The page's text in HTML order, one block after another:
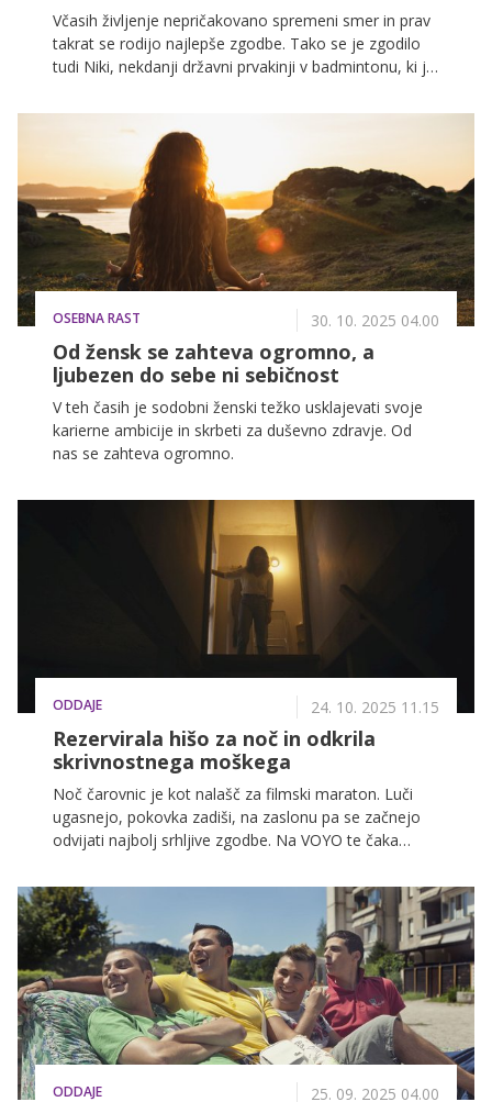
Včasih življenje nepričakovano spremeni smer in prav
takrat se rodijo najlepše zgodbe. Tako se je zgodilo
tudi Niki, nekdanji državni prvakinji v badmintonu, ki je
disciplino, strast in znanje.
OSEBNA RAST 30. 10. 2025 04.00
Od žensk se zahteva ogromno, a
ljubezen do sebe ni sebičnost
V teh časih je sodobni ženski težko usklajevati svoje
karierne ambicije in skrbeti za duševno zdravje. Od
nas se zahteva ogromno.
ODDAJE 24. 10. 2025 11.15
Rezervirala hišo za noč in odkrila
skrivnostnega moškega
Noč čarovnic je kot nalašč za filmski maraton. Luči
ugasnejo, pokovka zadiši, na zaslonu pa se začnejo
odvijati najbolj srhljive zgodbe. Na VOYO te čaka
ponoči zagotovo ne bo mikalo hoditi po temnih
hodnikih!
ODDAJE 25. 09. 2025 04.00